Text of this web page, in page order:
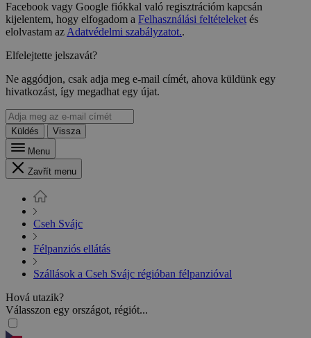
Facebook vagy Google fiókkal való regisztrációm kapcsán
kijelentem, hogy elfogadom a Felhasználási feltételeketés
elolvastam azAdatvédelmi szabályzatot..
Elfelejtette jelszavát?
Ne aggódjon, csak adja meg e-mail címét, ahova küldünk egy
hivatkozást, így megadhat egy újat.
Küldés
Vissza
Menu
Zavřít menu
Cseh Svájc
Félpanziós ellátás
Szállások a Cseh Svájc régióban félpanzióval
Hová utazik?
Válasszon egy országot, régiót...